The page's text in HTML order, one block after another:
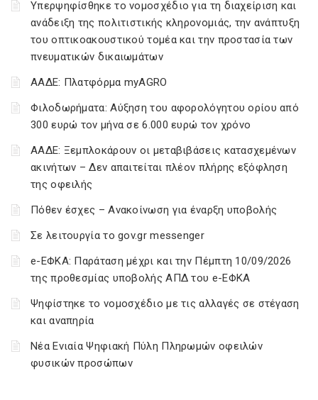
Υπερψηφίσθηκε το νομοσχέδιο για τη διαχείριση και
ανάδειξη της πολιτιστικής κληρονομιάς, την ανάπτυξη
του οπτικοακουστικού τομέα και την προστασία των
πνευματικών δικαιωμάτων
ΑΑΔΕ: Πλατφόρμα myAGRO
Φιλοδωρήματα: Αύξηση του αφορολόγητου ορίου από
300 ευρώ τον μήνα σε 6.000 ευρώ τον χρόνο
ΑΑΔΕ: Ξεμπλοκάρουν οι μεταβιβάσεις κατασχεμένων
ακινήτων – Δεν απαιτείται πλέον πλήρης εξόφληση
της οφειλής
Πόθεν έσχες – Ανακοίνωση για έναρξη υποβολής
Σε λειτουργία το gov.gr messenger
e-ΕΦΚΑ: Παράταση μέχρι και την Πέμπτη 10/09/2026
της προθεσμίας υποβολής ΑΠΔ του e-ΕΦΚΑ
Ψηφίστηκε το νομοσχέδιο με τις αλλαγές σε στέγαση
και αναπηρία
Νέα Ενιαία Ψηφιακή Πύλη Πληρωμών οφειλών
φυσικών προσώπων